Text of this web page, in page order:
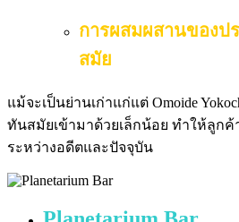
การผสมผสานของป
สมัย
แม้จะเป็นย่านเก่าแก่แต่ Omoide
ทันสมัยเข้ามาด้วยเล็กน้อย ทำให้ลูก
ระหว่างอดีตและปัจจุบัน